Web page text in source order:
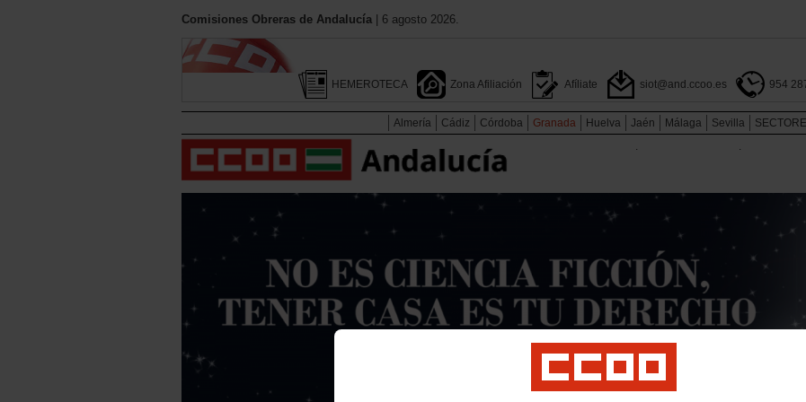
Comisiones Obreras de Andalucía | 6 agosto 2026.
HEMEROTECA Zona Afiliación Afíliate siot@and.ccoo.es 954
Almería Cádiz Córdoba Granada Huelva Jaén Málaga Sevilla
.
.